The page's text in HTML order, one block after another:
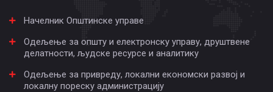
Начелник Општинске управе
Одељење за општу и електронску управу, друштвене
делатности, људске ресурсе и аналитику
Одељење за привреду, локални економски развој и
локалну пореску администрацију